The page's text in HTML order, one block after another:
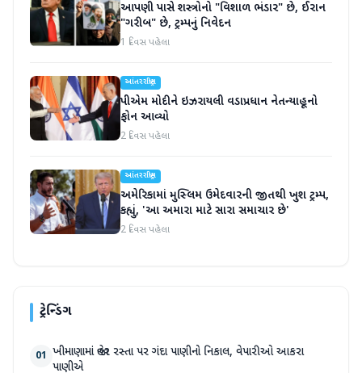
આપણી પાસે શસ્ત્રોનો "વિશાળ ભંડાર" છે, ઈરાન
"ગરીબ" છે, ટ્રમ્પનું નિવેદન
1 દિવસ પહેલા
આંતરરાષ્ટ્રીય
પીએમ મોદીને ઇઝરાયલી વડાપ્રધાન નેતન્યાહૂનો
ફોન આવ્યો
2 દિવસ પહેલા
આંતરરાષ્ટ્રીય
અમેરિકામાં મુસ્લિમ ઉમેદવારની જીતથી ખુશ ટ્રમ્પ,
કહ્યું, 'આ અમારા માટે સારા સમાચાર છે'
2 દિવસ પહેલા
ટ્રેન્ડિંગ
01 ખીમાણામાં જાહેર રસ્તા પર ગંદા પાણીનો નિકાલ, વેપારીઓ આકરા
પાણીએ